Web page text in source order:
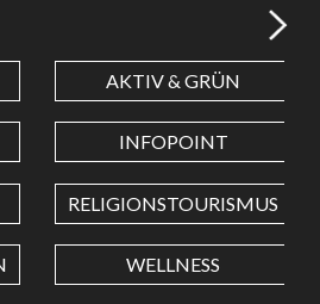
Punkt (.) als Dezimalzeichen
AKTIV & GRÜN
INFOPOINT
RELIGIONSTOURISMUS
WELLNESS